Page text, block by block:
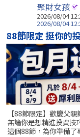
聚財女孩
2026/08/04
2026/08/04
88節限定 挺你的
【88節限定】歡慶父
無論你是想精進投資技
這個88節，為你準備